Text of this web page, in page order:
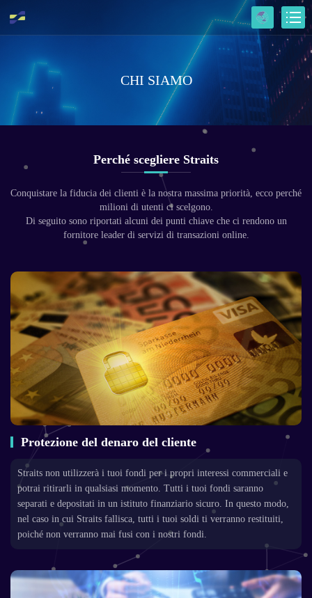
CHI SIAMO
Perché scegliere Straits
Conquistare la fiducia dei clienti è la nostra massima priorità, ecco perché
milioni di utenti ci scelgono.
Di seguito sono riportati alcuni dei punti chiave che ci rendono un
fornitore leader di servizi di transazioni online.
Protezione del denaro del cliente
Straits non utilizzerà i tuoi fondi per i propri interessi commerciali e
potrai ritirarli in qualsiasi momento. Tutti i tuoi fondi saranno
separati e depositati in un istituto finanziario sicuro. In questo modo,
nel caso in cui Straits fallisca, tutti i tuoi soldi ti verranno restituiti,
poiché non verranno mai fusi con i nostri fondi.